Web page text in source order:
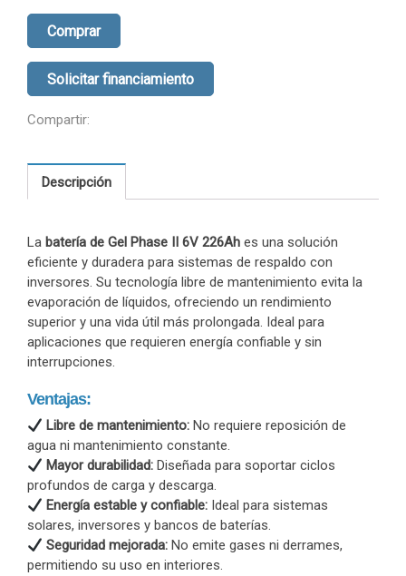
Comprar
Solicitar financiamiento
Compartir:
Descripción
La batería de Gel Phase II 6V 226Ah es una solución
eficiente y duradera para sistemas de respaldo con
inversores. Su tecnología libre de mantenimiento evita la
evaporación de líquidos, ofreciendo un rendimiento
superior y una vida útil más prolongada. Ideal para
aplicaciones que requieren energía confiable y sin
interrupciones.
Ventajas:
Libre de mantenimiento: No requiere reposición de
agua ni mantenimiento constante.
Mayor durabilidad: Diseñada para soportar ciclos
profundos de carga y descarga.
Energía estable y confiable: Ideal para sistemas
solares, inversores y bancos de baterías.
Seguridad mejorada: No emite gases ni derrames,
permitiendo su uso en interiores.